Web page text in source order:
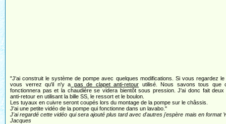
"J'ai construit le système de pompe avec quelques modifications. Si vous regardez le
vous verrez qu'il n'y a pas de clapet anti-retour utilisé. Nous savons tous que
fonctionnera pas et la chaudière se videra bientôt sous pression. J'ai donc fait deux
anti-retour en utilisant la bille SS, le ressort et le boulon.
Les tuyaux en cuivre seront coupés lors du montage de la pompe sur le châssis.
J'ai une petite vidéo de la pompe qui fonctionne dans un lavabo."
J'ai regardé cette vidéo qui sera ajouté plus tard avec d'autres j'espère mais en format
Jacques